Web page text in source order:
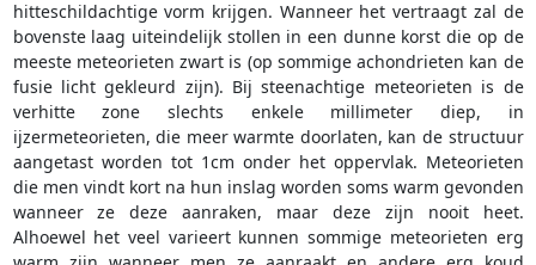
hitteschildachtige vorm krijgen. Wanneer het vertraagt zal de
bovenste laag uiteindelijk stollen in een dunne korst die op de
meeste meteorieten zwart is (op sommige achondrieten kan de
fusie licht gekleurd zijn). Bij steenachtige meteorieten is de
verhitte zone slechts enkele millimeter diep, in
ijzermeteorieten, die meer warmte doorlaten, kan de structuur
aangetast worden tot 1cm onder het oppervlak. Meteorieten
die men vindt kort na hun inslag worden soms warm gevonden
wanneer ze deze aanraken, maar deze zijn nooit heet.
Alhoewel het veel varieert kunnen sommige meteorieten erg